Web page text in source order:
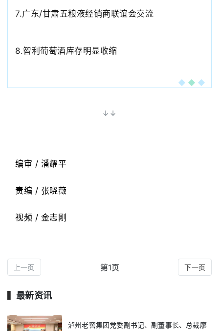
7.广东/甘肃五粮液经销商联谊会交流
8.智利葡萄酒库存明显收缩
↓↓
编审 / 潘耀平
责编 / 张晓薇
视频 / 金志刚
上一页 第1页 下一页
▍最新资讯
泸州老窖集团党委副书记、副董事长、总裁廖